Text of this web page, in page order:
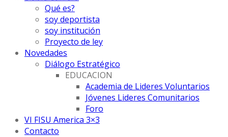
Qué es?
soy deportista
soy institución
Proyecto de ley
Novedades
Diálogo Estratégico
EDUCACION
Academia de Lideres Voluntarios
Jóvenes Lideres Comunitarios
Foro
VI FISU America 3×3
Contacto